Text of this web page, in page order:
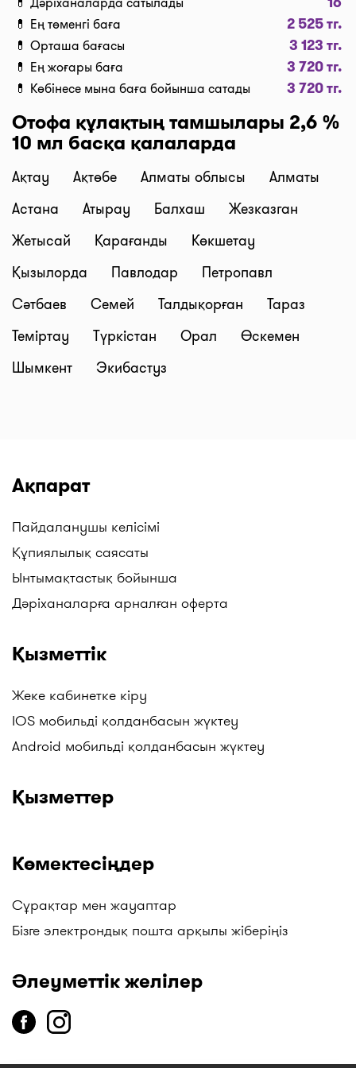
қашықтығына байланысты).
Брондау және өзі тасымалдау
Біздің сервис дәрілердің брондауға төлем жасап,
ыңғайлы уақытта өзіңіз алып кетуге мүмкіндік
береді! Тапсырысты ресімдеген кезде,
сіздің тапсырысыңызды брондап, оны алуға
арналған код жібереміз. Маңызды:
препараттарды дәріханадан алып кету оның бар
екенін дәріхана растағаннан кейін мүмкін
болады.
Бағалардың өзектілігі
Сайттағы деректер үнемі жаңартылып тұрады.
Дәріхананың карточкасында біз бағаның қашан
жаңартылғанын көрсетеміз - 2 сағ. бұрын, кеше, 10
мин. бұрын, 5 мин. бұрын, және т.б.
Керек дәріні таппадыңыз ба? Күн сайын біз сайтқа
жаңа дәріханалар мен дәріхана жүйелерінің
нүктелерін қосамыз. Мысалы, бізден таба
басқалар. Жаңартуларды бақылаңыздар!
💊 Ең төменгі баға 2 525 тг.
💊 Орташа бағасы 3 123 тг.
💊 Ең жоғары баға 3 720 тг.
💊 Көбінесе мына баға бойынша сатады 3 720 тг.
Отофа құлақтың тамшылары 2,6 %
10 мл басқа қалаларда
Ақтау Ақтөбе Алматы облысы
Алматы
Астана
Атырау Балхаш
Жезказган
Жетысай
Қарағанды
Көкшетау
Қызылорда
Павлодар
Петропавл
Сәтбаев
Семей Талдықорған
Тараз
Теміртау
Түркістан Орал
Өскемен
Шымкент
Экибастуз
Ақпарат
Пайдаланушы келісімі
Құпиялылық саясаты
Ынтымақтастық бойынша
Дәріханаларға арналған оферта
Қызметтік
Жеке кабинетке кіру
IOS мобильді қолданбасын жүктеу
Android мобильді қолданбасын жүктеу
Қызметтер
Көмектесіңдер
Сұрақтар мен жауаптар
Бізге электрондық пошта арқылы жіберіңіз
Әлеуметтік желілер